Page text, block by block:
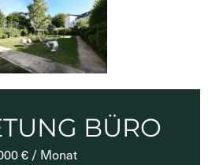
BÜRO
€ / Monat